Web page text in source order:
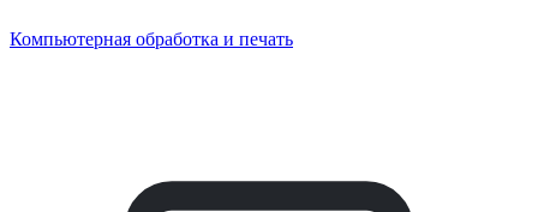
Компьютерная обработка и печать